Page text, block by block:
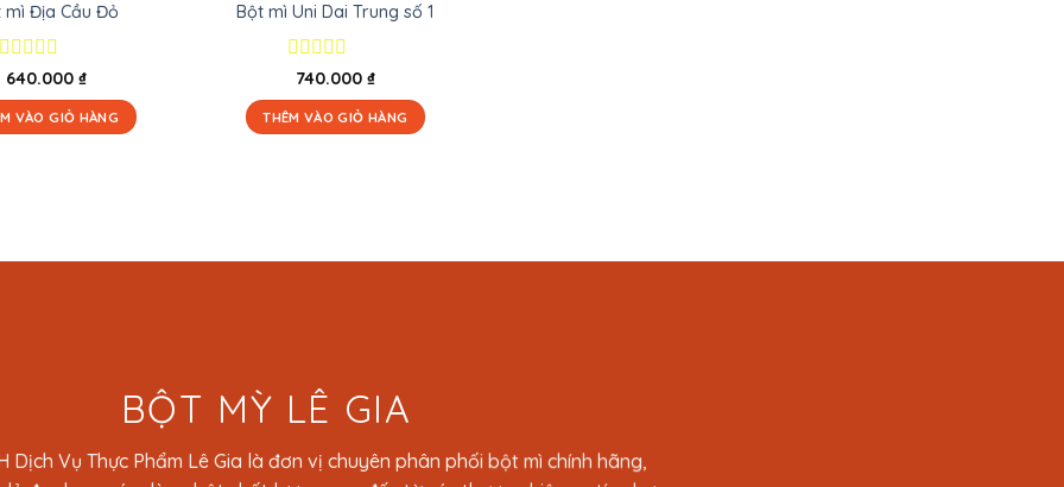
mì Địa Cầu Đỏ
Được
640.000 ₫
VÀO GIỎ HÀNG
Bột mì Uni Dai Trung số 1
Được
hạng
0
740.000 ₫
THÊM VÀO GIỎ HÀNG
BỘT MỲ LÊ GIA
Dịch Vụ Thực Phẩm Lê Gia là đơn vị chuyên phân phối bột mì chính hãng,